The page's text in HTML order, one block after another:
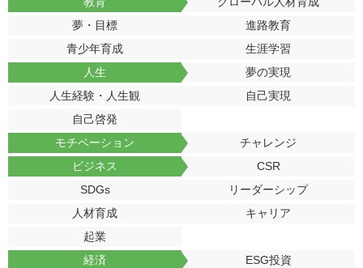
夢・目標
進路教育
青少年育成
生涯学習
人生
夢の実現
人生経験・人生観
自己実現
自己啓発
モチベーション
チャレンジ
ビジネス
CSR
SDGs
リーダーシップ
人材育成
キャリア
起業
経済
ESG投資